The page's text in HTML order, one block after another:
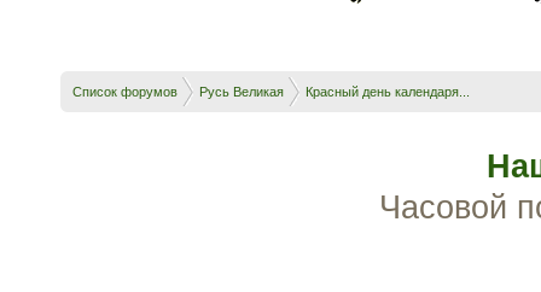
Список форумов Русь Великая Красный день календаря...
Часовой